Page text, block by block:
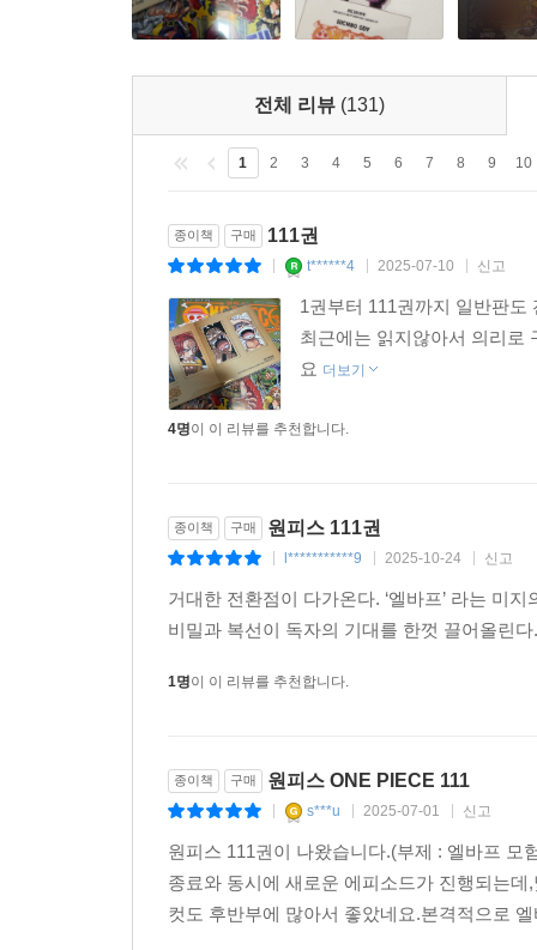
전체 리뷰 (131)
1 2 3 4 5 6 7 8 9 10
종이책 구매 111권
t******4 2025-07-10 신고
1권부터 111권까지 일반판
최근에는 읽지않아서 의리로
요 더보기
4명이 이 리뷰를 추천합니다.
종이책 구매 원피스 111권
l***********9 2025-10-24 신고
거대한 전환점이 다가온다. ‘엘바프’ 라는 미
비밀과 복선이 독자의 기대를 한껏 끌어올린
1명이 이 리뷰를 추천합니다.
종이책 구매 원피스 ONE PIECE 111
s***u 2025-07-01 신고
원피스 111권이 나왔습니다.(부제 : 엘바프
종료와 동시에 새로운 에피소드가 진행되는
컷도 후반부에 많아서 좋았네요.본격적으로